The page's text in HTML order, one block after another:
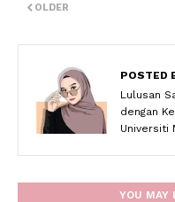
OLDER
POSTED
Lulusan
dengan
Universiti
YOU MAY